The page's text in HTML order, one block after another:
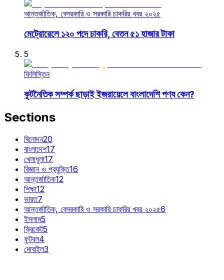
আন্তর্জাতিক, বেসরকারি ও সরকারি চাকরির খবর ২০২৫
মেট্রোরেলে ১২০ পদে চাকরি, বেতন ৫১ হাজার টাকা
5
ফিলিস্তিন
কূটনৈতিক সম্পর্ক ছাড়াই ইজরায়েলে বাংলাদেশি পণ্য কেন?
Sections
বিনোদন20
বাংলাদেশ17
খেলাধুলা17
বিজ্ঞান ও প্রযুক্তি16
আন্তর্জাতিক12
শিক্ষা12
ভারত7
আন্তর্জাতিক, বেসরকারি ও সরকারি চাকরির খবর ২০২৫6
ইসলাম5
ক্রিকেট5
ফুটবল4
মোবাইল3